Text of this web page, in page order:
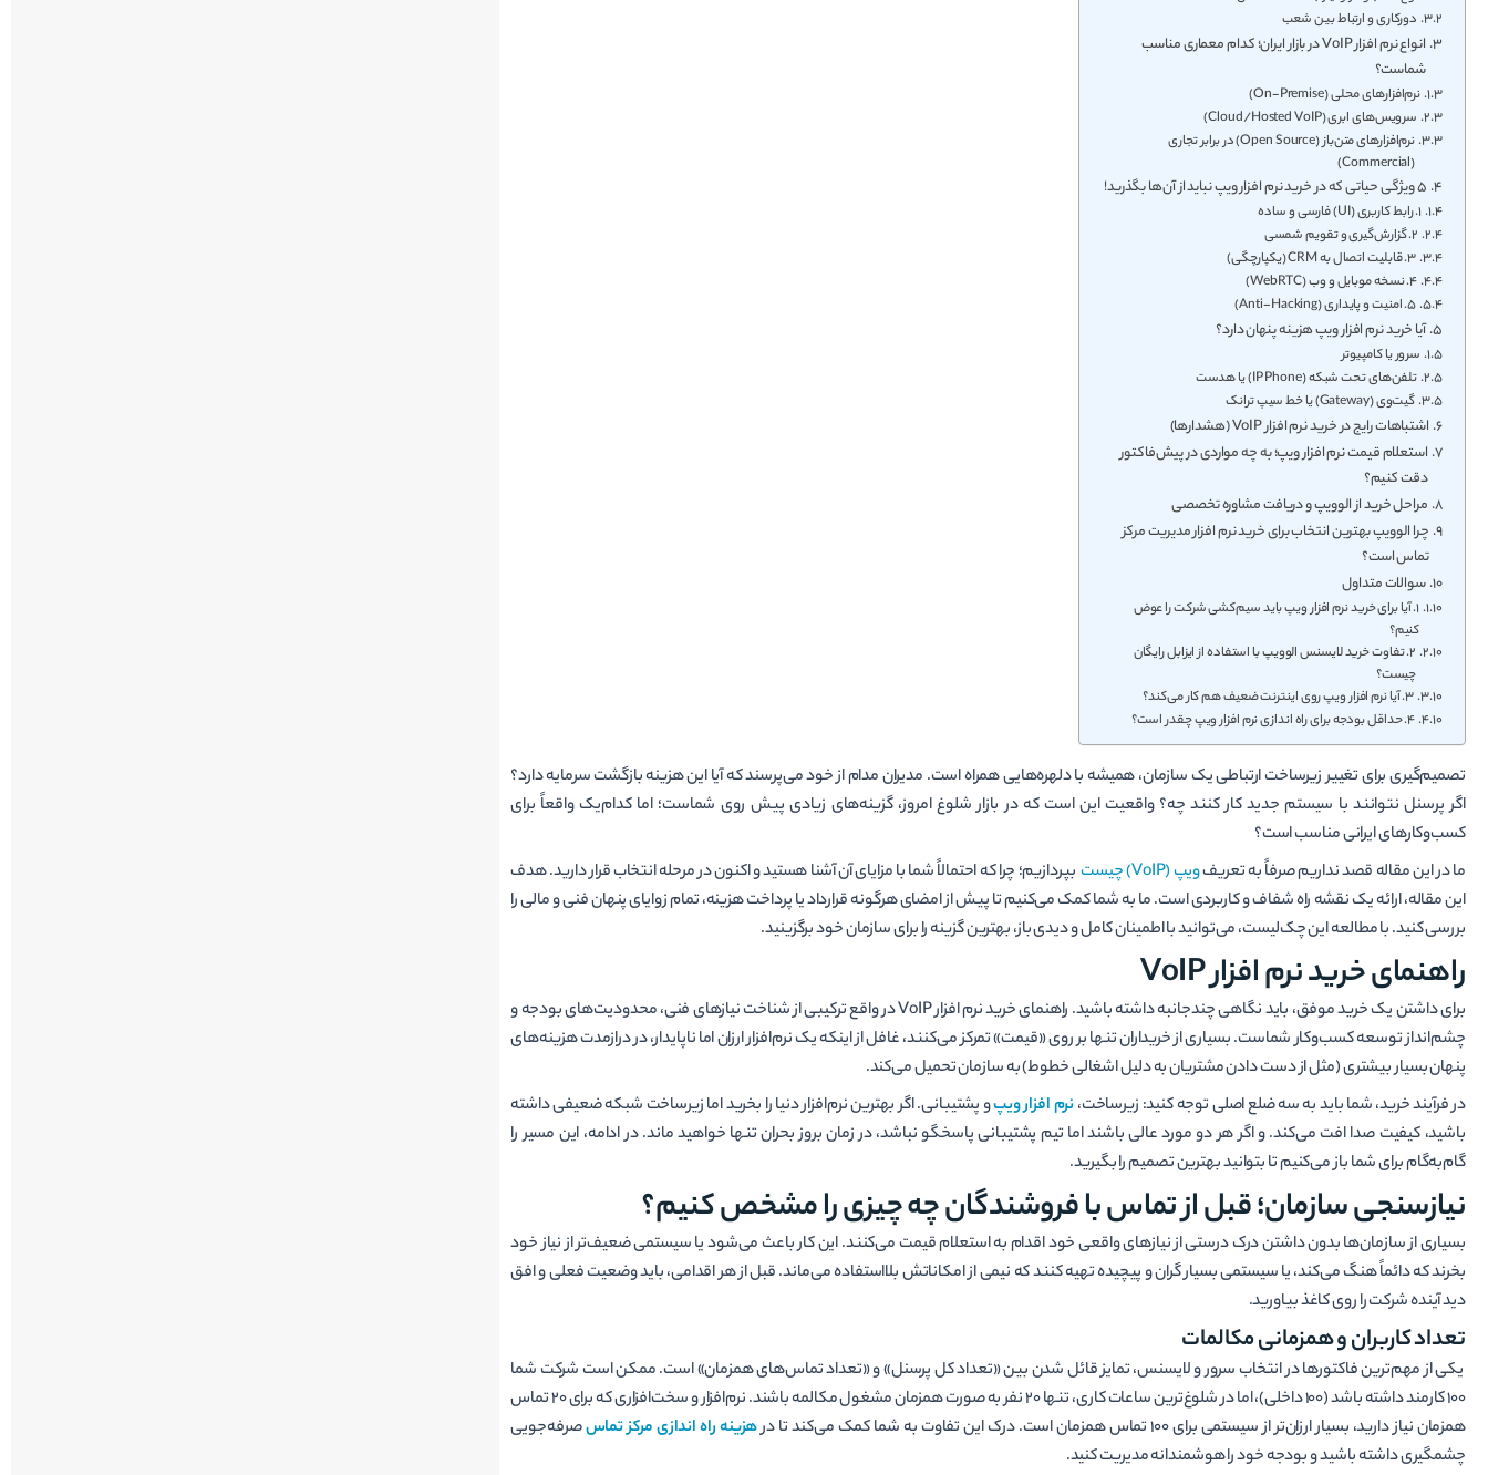
دورکاری و ارتباط بین شعب
انواع نرم افزار VoIP در بازار ایران؛ کدام معماری مناسب
شماست؟
نرم‌افزارهای محلی (On-Premise)
سرویس‌های ابری (Cloud/Hosted VoIP)
نرم‌افزارهای متن‌باز (Open Source) در برابر تجاری
(Commercial)
۵ ویژگی حیاتی که در خرید نرم افزار ویپ نباید از آن‌ها بگذرید!
۱. رابط کاربری (UI) فارسی و ساده
۲. گزارش‌گیری و تقویم شمسی
۳. قابلیت اتصال به CRM (یکپارچگی)
۴. نسخه موبایل و وب (WebRTC)
۵. امنیت و پایداری (Anti-Hacking)
آیا خرید نرم افزار ویپ هزینه پنهان دارد؟
سرور یا کامپیوتر
تلفن‌های تحت شبکه (IP Phone) یا هدست
گیت‌وی (Gateway) یا خط سیپ ترانک
اشتباهات رایج در خرید نرم افزار VoIP (هشدارها)
استعلام قیمت نرم افزار ویپ؛ به چه مواردی در پیش‌فاکتور
دقت کنیم؟
مراحل خرید از الوویپ و دریافت مشاوره تخصصی
چرا الوویپ بهترین انتخاب برای خرید نرم افزار مدیریت مرکز
تماس است؟
سوالات متداول
۱. آیا برای خرید نرم افزار ویپ باید سیم‌کشی شرکت را عوض
کنیم؟
۲. تفاوت خرید لایسنس الوویپ با استفاده از ایزابل رایگان
چیست؟
۳. آیا نرم افزار ویپ روی اینترنت ضعیف هم کار می‌کند؟
۴. حداقل بودجه برای راه اندازی نرم افزار ویپ چقدر است؟
تصمیم‌گیری برای تغییر زیرساخت ارتباطی یک سازمان، همیشه با دلهره‌هایی همراه است. مدیران مدام از خود می‌پرسند که آیا این هزینه بازگشت سرمایه دارد؟
اگر پرسنل نتوانند با سیستم جدید کار کنند چه؟ واقعیت این است که در بازار شلوغ امروز، گزینه‌های زیادی پیش روی شماست؛ اما کدام‌یک واقعاً برای
کسب‌وکارهای ایرانی مناسب است؟
ما در این مقاله قصد نداریم صرفاً به تعریفویپ (VoIP) چیست
بپردازیم؛ چرا که احتمالاً شما با مزایای آن آشنا هستید و اکنون در مرحله انتخاب قرار دارید. هدف
این مقاله، ارائه یک نقشه راه شفاف و کاربردی است. ما به شما کمک می‌کنیم تا پیش از امضای هرگونه قرارداد یا پرداخت هزینه، تمام زوایای پنهان فنی و مالی را
بررسی کنید. با مطالعه این چک‌لیست، می‌توانید با اطمینان کامل و دیدی باز، بهترین گزینه را برای سازمان خود برگزینید.
راهنمای خرید نرم افزار VoIP
برای داشتن یک خرید موفق، باید نگاهی چندجانبه داشته باشید. راهنمای خرید نرم افزار VoIP در واقع ترکیبی از شناخت نیازهای فنی، محدودیت‌های بودجه و
چشم‌انداز توسعه کسب‌وکار شماست. بسیاری از خریداران تنها بر روی «قیمت» تمرکز می‌کنند، غافل از اینکه یک نرم‌افزار ارزان اما ناپایدار، در درازمدت هزینه‌های
پنهان بسیار بیشتری (مثل از دست دادن مشتریان به دلیل اشغالی خطوط) به سازمان تحمیل می‌کند.
در فرآیند خرید، شما باید به سه ضلع اصلی توجه کنید: زیرساخت،نرم افزار ویپو پشتیبانی. اگر بهترین نرم‌افزار دنیا را بخرید اما زیرساخت شبکه ضعیفی داشته
باشید، کیفیت صدا افت می‌کند. و اگر هر دو مورد عالی باشند اما تیم پشتیبانی پاسخگو نباشد، در زمان بروز بحران تنها خواهید ماند. در ادامه، این مسیر را
گام‌به‌گام برای شما باز می‌کنیم تا بتوانید بهترین تصمیم را بگیرید.
نیازسنجی سازمان؛ قبل از تماس با فروشندگان چه چیزی را مشخص کنیم؟
بسیاری از سازمان‌ها بدون داشتن درک درستی از نیازهای واقعی خود اقدام به استعلام قیمت می‌کنند. این کار باعث می‌شود یا سیستمی ضعیف‌تر از نیاز خود
بخرند که دائماً هنگ می‌کند، یا سیستمی بسیار گران و پیچیده تهیه کنند که نیمی از امکاناتش بلااستفاده می‌ماند. قبل از هر اقدامی، باید وضعیت فعلی و افق
دید آینده شرکت را روی کاغذ بیاورید.
تعداد کاربران و همزمانی مکالمات
یکی از مهم‌ترین فاکتورها در انتخاب سرور و لایسنس، تمایز قائل شدن بین «تعداد کل پرسنل» و «تعداد تماس‌های همزمان» است. ممکن است شرکت شما
۱۰۰ کارمند داشته باشد (۱۰۰ داخلی)، اما در شلوغ‌ترین ساعات کاری، تنها ۲۰ نفر به صورت همزمان مشغول مکالمه باشند. نرم‌افزار و سخت‌افزاری که برای ۲۰ تماس
همزمان نیاز دارید، بسیار ارزان‌تر از سیستمی برای ۱۰۰ تماس همزمان است. درک این تفاوت به شما کمک می‌کند تا در
هزینه راه اندازی مرکز تماسصرفه‌جویی
چشمگیری داشته باشید و بودجه خود را هوشمندانه مدیریت کنید.